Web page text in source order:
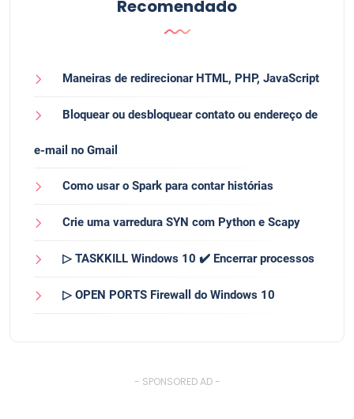
Recomendado
Maneiras de redirecionar HTML, PHP, JavaScript
Bloquear ou desbloquear contato ou endereço de
e-mail no Gmail
Como usar o Spark para contar histórias
Crie uma varredura SYN com Python e Scapy
▷ TASKKILL Windows 10 ✔️ Encerrar processos
▷ OPEN PORTS Firewall do Windows 10
- SPONSORED AD -